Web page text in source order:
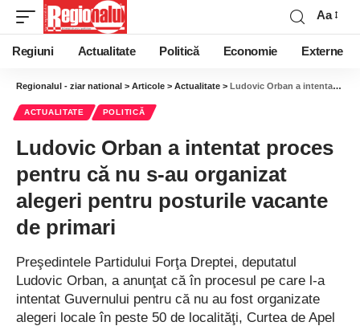
Aa
Regiuni Actualitate Politică Economie Externe
Regionalul - ziar national > Articole > Actualitate > Ludovic Orban a intentat proces pentru că nu s-au organizat alegeri pentru posturile vacante de primari
ACTUALITATE POLITICĂ
Ludovic Orban a intentat proces
pentru că nu s-au organizat
alegeri pentru posturile vacante
de primari
Preşedintele Partidului Forţa Dreptei, deputatul
Ludovic Orban, a anunţat că în procesul pe care l-a
intentat Guvernului pentru că nu au fost organizate
alegeri locale în peste 50 de localităţi, Curtea de Apel